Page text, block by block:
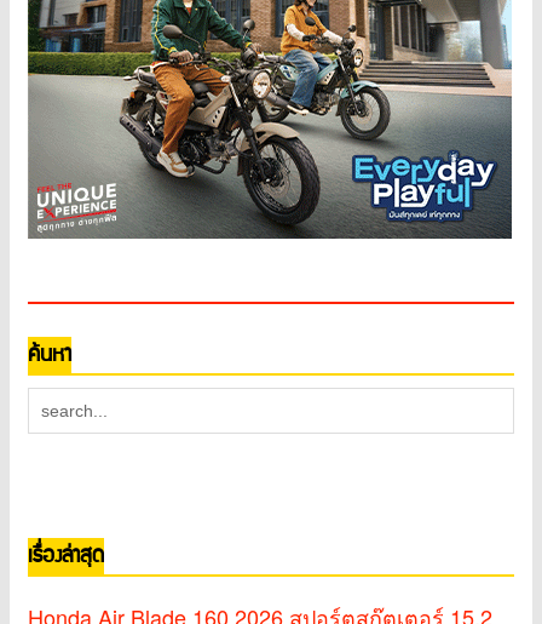
ค้นหา
เรื่องล่าสุด
Honda Air Blade 160 2026 สปอร์ตสกู๊ตเตอร์ 15.2